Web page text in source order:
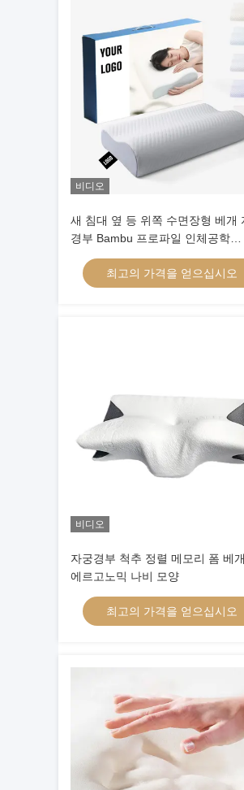
비디오
새 침대 옆 등 위쪽 수면장형 베개
경부 Bambu 프로파일 인체공학
Memory Foam Pillow 고형 머리
최고의 가격을 얻으십시오
비디오
자궁경부 척추 정렬 메모리 폼 베
에르고노믹 나비 모양
최고의 가격을 얻으십시오